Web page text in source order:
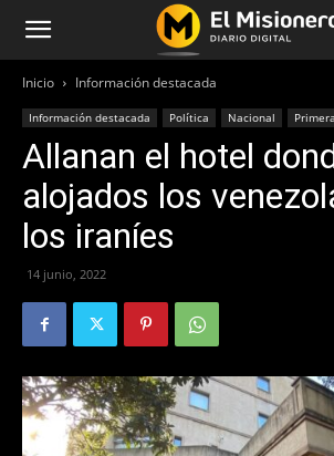
Inicio Información destacada
Información destacada Política Nacional Primera
Allanan el hotel
alojados los
los iraníes
14 junio, 2022